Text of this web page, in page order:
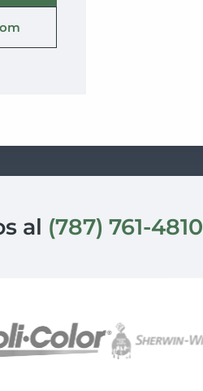
al (787) 761-4810